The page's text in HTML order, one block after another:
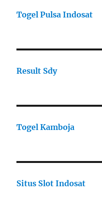
Togel Pulsa Indosat
Result Sdy
Togel Kamboja
Situs Slot Indosat